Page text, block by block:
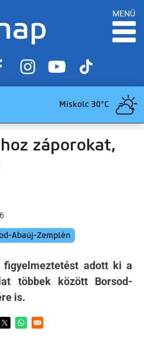
MENÜ
Miskolc 30°C
záporokat,
Abaúj-Zemplén
figyelmeztetést adott ki a
többek között Borsod-
is.
in a new window
Opens in a new window
Opens in a new window